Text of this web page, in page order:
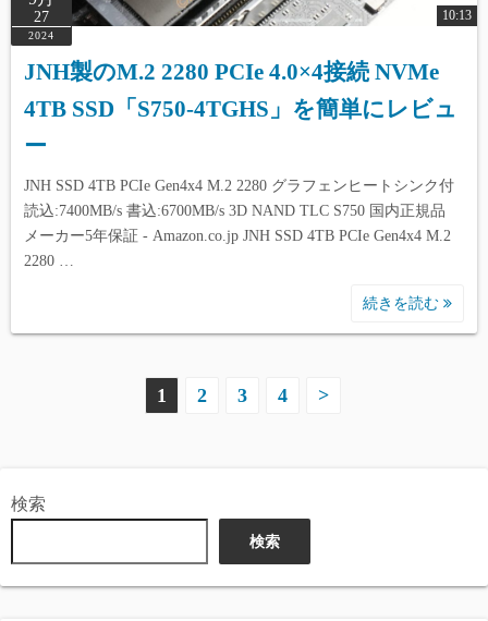
27
2024
10:13
JNH製のM.2 2280 PCIe 4.0×4接続 NVMe
4TB SSD「S750-4TGHS」を簡単にレビュ
ー
JNH SSD 4TB PCIe Gen4x4 M.2 2280 グラフェンヒートシンク付
読込:7400MB/s 書込:6700MB/s 3D NAND TLC S750 国内正規品
メーカー5年保証 - Amazon.co.jp JNH SSD 4TB PCIe Gen4x4 M.2
2280 …
続きを読む
ペ
ー
1 2 3 4 >
検索
検索